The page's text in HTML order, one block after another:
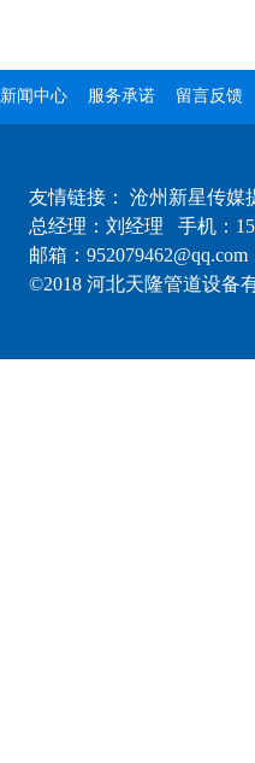
新闻中心 服务承诺 留言反馈
友情链接： 沧州新星传媒
总经理：刘经理 手机：
邮箱：952079462@qq.com
©2018 河北天隆管道设